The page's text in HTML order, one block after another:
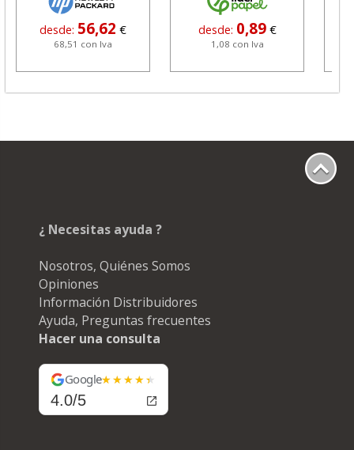
desde: 56,62 €
68,51 con Iva
desde: 0,89 €
1,08 con Iva
¿ Necesitas ayuda ?
Nosotros, Quiénes Somos
Opiniones
Información Distribuidores
Ayuda, Preguntas frecuentes
Hacer una consulta
Google
4.0/5